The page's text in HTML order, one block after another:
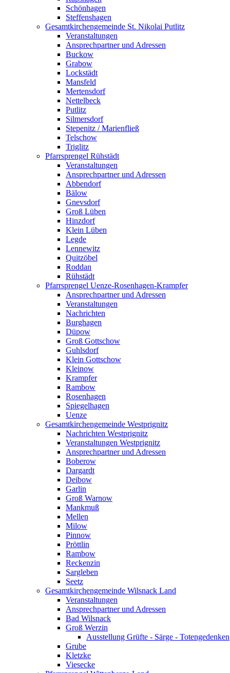
Schönhagen
Steffenshagen
Gesamtkirchengemeinde St. Nikolai Putlitz
Veranstaltungen
Ansprechpartner und Adressen
Buckow
Grabow
Lockstädt
Mansfeld
Mertensdorf
Nettelbeck
Putlitz
Silmersdorf
Stepenitz / Marienfließ
Telschow
Triglitz
Pfarrsprengel Rühstädt
Veranstaltungen
Ansprechpartner und Adressen
Abbendorf
Bälow
Gnevsdorf
Groß Lüben
Hinzdorf
Klein Lüben
Legde
Lennewitz
Quitzöbel
Roddan
Rühstädt
Pfarrsprengel Uenze-Rosenhagen-Krampfer
Ansprechpartner und Adressen
Veranstaltungen
Nachrichten
Burghagen
Düpow
Groß Gottschow
Guhlsdorf
Klein Gottschow
Kleinow
Krampfer
Rambow
Rosenhagen
Spiegelhagen
Uenze
Gesamtkirchengemeinde Westprignitz
Nachrichten Westprignitz
Veranstaltungen Westprignitz
Ansprechpartner und Adressen
Boberow
Dargardt
Deibow
Garlin
Groß Warnow
Mankmuß
Mellen
Milow
Pinnow
Pröttlin
Rambow
Reckenzin
Sargleben
Seetz
Gesamtkirchengemeinde Wilsnack Land
Veranstaltungen
Ansprechpartner und Adressen
Bad Wilsnack
Groß Werzin
Ausstellung Grüfte - Särge - Totengedenken
Grube
Kletzke
Viesecke